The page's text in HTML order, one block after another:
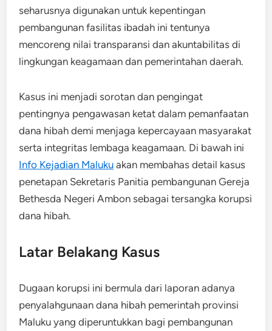
seharusnya digunakan untuk kepentingan
pembangunan fasilitas ibadah ini tentunya
mencoreng nilai transparansi dan akuntabilitas di
lingkungan keagamaan dan pemerintahan daerah.
Kasus ini menjadi sorotan dan pengingat
pentingnya pengawasan ketat dalam pemanfaatan
dana hibah demi menjaga kepercayaan masyarakat
serta integritas lembaga keagamaan. Di bawah ini
Info Kejadian Maluku akan membahas detail kasus
penetapan Sekretaris Panitia pembangunan Gereja
Bethesda Negeri Ambon sebagai tersangka korupsi
dana hibah.
Latar Belakang Kasus
Dugaan korupsi ini bermula dari laporan adanya
penyalahgunaan dana hibah pemerintah provinsi
Maluku yang diperuntukkan bagi pembangunan